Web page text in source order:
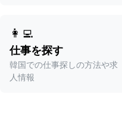
👩‍💻
仕事を探す
韓国での仕事探しの方法や求
人情報